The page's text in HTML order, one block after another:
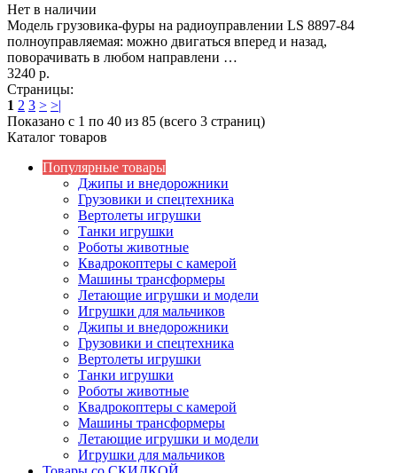
Нет в наличии
Модель грузовика-фуры на радиоуправлении LS 8897-84
полноуправляемая: можно двигаться вперед и назад,
поворачивать в любом направлени …
3240 р.
Страницы:
1 2 3 > >|
Показано с 1 по 40 из 85 (всего 3 страниц)
Каталог товаров
Популярные товары
Джипы и внедорожники
Грузовики и спецтехника
Вертолеты игрушки
Танки игрушки
Роботы животные
Квадрокоптеры с камерой
Машины трансформеры
Летающие игрушки и модели
Игрушки для мальчиков
Джипы и внедорожники
Грузовики и спецтехника
Вертолеты игрушки
Танки игрушки
Роботы животные
Квадрокоптеры с камерой
Машины трансформеры
Летающие игрушки и модели
Игрушки для мальчиков